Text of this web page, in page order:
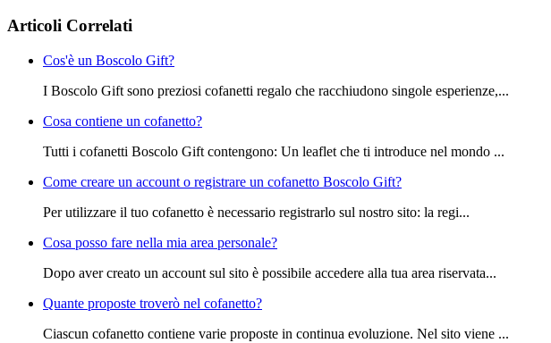
Articoli Correlati
Cos'è un Boscolo Gift?
I Boscolo Gift sono preziosi cofanetti regalo che racchiudono singole esperienze,...
Cosa contiene un cofanetto?
Tutti i cofanetti Boscolo Gift contengono: Un leaflet che ti introduce nel mondo ...
Come creare un account o registrare un cofanetto Boscolo Gift?
Per utilizzare il tuo cofanetto è necessario registrarlo sul nostro sito: la regi...
Cosa posso fare nella mia area personale?
Dopo aver creato un account sul sito è possibile accedere alla tua area riservata...
Quante proposte troverò nel cofanetto?
Ciascun cofanetto contiene varie proposte in continua evoluzione. Nel sito viene ...